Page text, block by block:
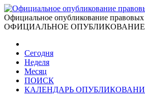
Официальное опубликование правовых
ОФИЦИАЛЬНОЕ ОПУБЛИКОВАНИЕ
Сегодня
Неделя
Месяц
ПОИСК
КАЛЕНДАРЬ